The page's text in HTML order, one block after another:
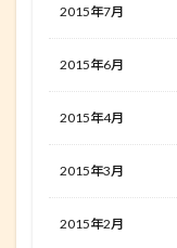
2015年7月
2015年6月
2015年4月
2015年3月
2015年2月